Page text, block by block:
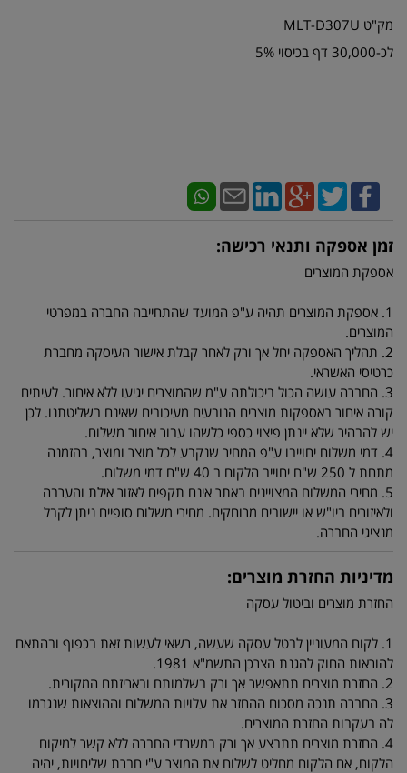
מק"ט MLT-D307U
לכ-30,000 דף בכיסוי 5%
זמן אספקה ותנאי רכישה:
אספקת המוצרים
1. אספקת המוצרים תהיה ע"פ המועד שהתחייבה החברה במפרטי
המוצרים.
2. תהליך האספקה יחל אך ורק לאחר קבלת אישור העיסקה מחברת
כרטיסי האשראי.
3. החברה עושה הכול ביכולתה ע"מ שהמוצרים יגיעו ללא איחור. לעיתים
קורה איחור באספקות מוצרים הנובעים מעיכובים שאינם בשליטתנו. לכן
יש להבהיר שלא יינתן פיצוי כספי כלשהו עבור איחור משלוח.
4. דמי משלוח יחוייבו ע"פ המחיר שנקבע לכל מוצר ומוצר, בהזמנה
מתחת ל 250 ש"ח יחוייב הלקוח ב 40 ש"ח דמי משלוח.
5. מחירי המשלוח המצויינים באתר אינם תקפים לאזור אילת והערבה
ולאיזורים ביו"ש או יישובים מרוחקים. מחירי משלוח סופיים ניתן לקבל
מנציגי החברה.
מדיניות החזרת מוצרים:
החזרת מוצרים וביטול עסקה
1. לקוח המעוניין לבטל עסקה שעשה, רשאי לעשות זאת בכפוף ובהתאם
להוראות החוק להגנת הצרכן התשמ"א 1981.
2. החזרת מוצרים תתאפשר אך ורק בשלמותם ובאריזתם המקורית.
3. החברה תנכה מסכום ההחזר את עלויות המשלוח וההוצאות שנגרמו
לה בעקבות החזרת המוצרים.
4. החזרת מוצרים תתבצע אך ורק במשרדי החברה ללא קשר למיקום
הלקוח, אם הלקוח מחליט לשלוח את המוצר ע"י חברת שליחויות, יהיה